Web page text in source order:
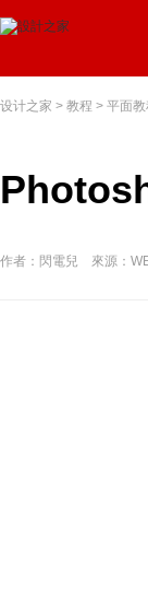
设计之家 > 教程 > 平面教
作者：閃電兒 來源：